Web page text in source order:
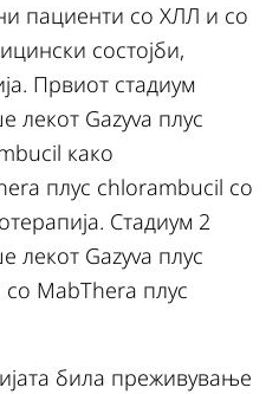
пациенти со ХЛЛ и со
состојби,
Првиот стадиум
лекот Gazyva плус
како
плус chlorambucil со
Стадиум 2
лекот Gazyva плус
MabThera плус
била преживување